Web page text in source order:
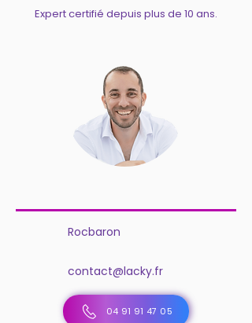
Expert certifié depuis plus de 10 ans.
Rocbaron
contact@lacky.fr
04 91 91 47 05